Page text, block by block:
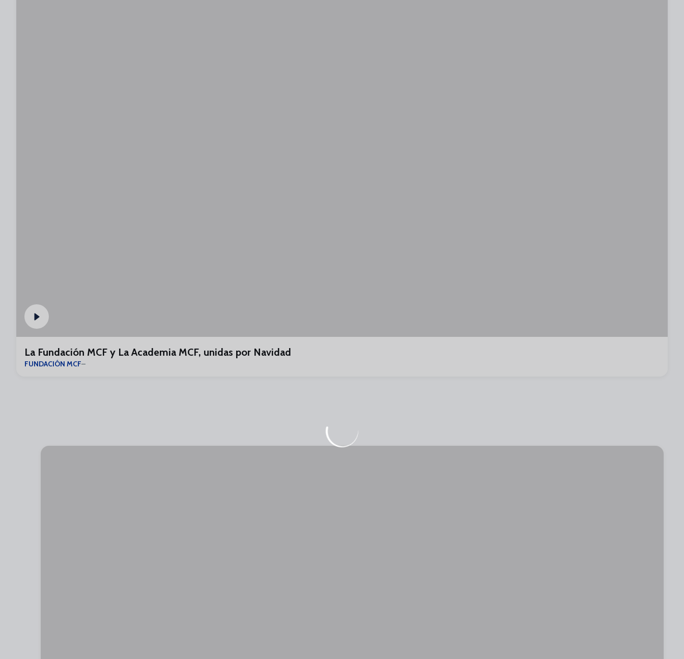
La Fundación MCF y La Academia MCF, unidas por Navidad
FUNDACIÓN MCF